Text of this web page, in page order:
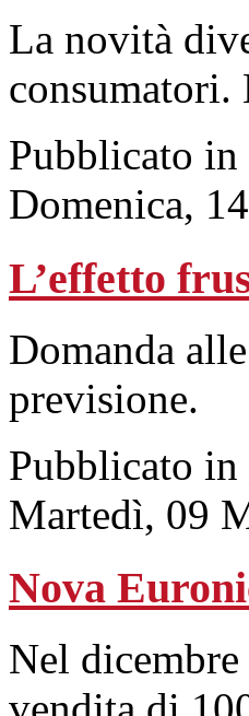
La novità
Pubblicato in
Domenica,
L’effetto
Domanda
previsione.
Pubblicato in
Martedì, 09
Nova
Nel